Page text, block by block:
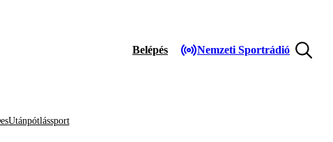
Belépés Nemzeti Sportrádió
Utánpótlássport